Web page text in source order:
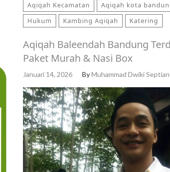
Aqiqah Kecamatan
Aqiqah kota
Hukum
Kambing Aqiqah Katering
Aqiqah Baleendah Bandung
Paket Murah & Nasi Box
Januari 14, 2026 ByMuhammad Dwiki